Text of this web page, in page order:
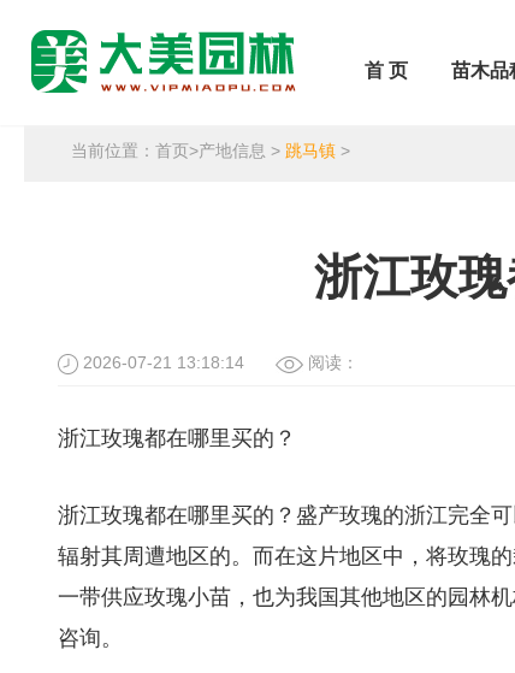
首 页 苗木品
当前位置：首页>产地信息 > 跳马镇 >
浙江玫
2026-07-21 13:18:14 阅读：
浙江玫瑰都在哪里买的？
浙江玫瑰都在哪里买的？盛产玫瑰的浙江完全
辐射其周遭地区的。而在这片地区中，将玫瑰
一带供应玫瑰小苗，也为我国其他地区的园林
咨询。